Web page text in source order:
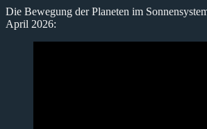
Die Bewegung der Planeten im
April 2026: